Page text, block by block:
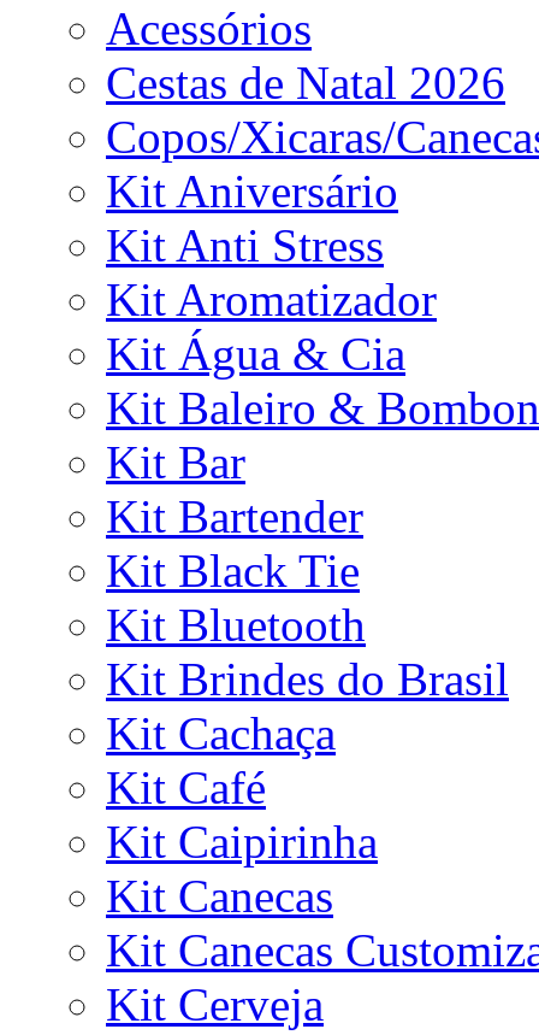
Acessórios
Cestas de Natal 2026
Copos/Xicaras/
Kit Aniversário
Kit Anti Stress
Kit Aromatizador
Kit Água & Cia
Kit Baleiro &
Kit Bar
Kit Bartender
Kit Black Tie
Kit Bluetooth
Kit Brindes do Brasil
Kit Cachaça
Kit Café
Kit Caipirinha
Kit Canecas
Kit Canecas
Kit Cerveja